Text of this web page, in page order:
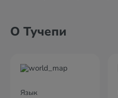
О Тучепи
Язык